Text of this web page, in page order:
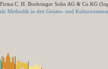
C. H. Boehringer Sohn AG & Co.KG
Methodik in den Geistes- und